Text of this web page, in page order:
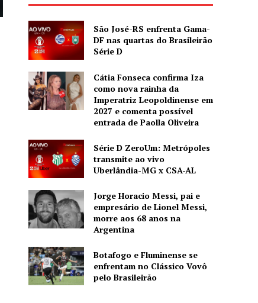
São José-RS enfrenta Gama-
DF nas quartas do Brasileirão
Série D
Cátia Fonseca confirma Iza
como nova rainha da
Imperatriz Leopoldinense em
2027 e comenta possível
entrada de Paolla Oliveira
Série D ZeroUm: Metrópoles
transmite ao vivo
Uberlândia-MG x CSA-AL
Jorge Horacio Messi, pai e
empresário de Lionel Messi,
morre aos 68 anos na
Argentina
Botafogo e Fluminense se
enfrentam no Clássico Vovô
pelo Brasileirão